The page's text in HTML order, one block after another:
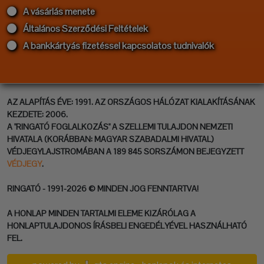
A vásárlás menete
Általános Szerződési Feltételek
A bankkártyás fizetéssel kapcsolatos tudnivalók
AZ ALAPÍTÁS ÉVE: 1991. AZ ORSZÁGOS HÁLÓZAT KIALAKÍTÁSÁNAK
KEZDETE: 2006.
A "RINGATÓ FOGLALKOZÁS" A SZELLEMI TULAJDON NEMZETI
HIVATALA (KORÁBBAN: MAGYAR SZABADALMI HIVATAL)
VÉDJEGYLAJSTROMÁBAN A 189 845 SORSZÁMON BEJEGYZETT
VÉDJEGY.
RINGATÓ - 1991-2026 © MINDEN JOG FENNTARTVA!
A HONLAP MINDEN TARTALMI ELEME KIZÁRÓLAG A
HONLAPTULAJDONOS ÍRÁSBELI ENGEDÉLYÉVEL HASZNÁLHATÓ
FEL.